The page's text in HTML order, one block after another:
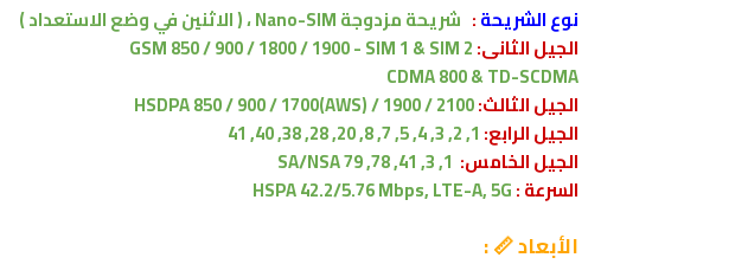
نوع الشريحة: شريحة مزدوجة Nano-SIM ،
( الاثنين في وضع الاستعداد )
الجيل الثانى:GSM 850 / 900 / 1800 / 1900 - SIM 1 & SIM 2
CDMA 800 & TD-SCDMA
الجيل الثالث:HSDPA 850 / 900 / 1700(AWS) / 1900 / 2100
الجيل الرابع: 1, 2, 3, 4, 5, 7, 8, 20, 28, 38, 40, 41
الجيل الخامس: 1, 3, 41, 78, 79 SA/NSA
السرعة :HSPA 42.2/5.76 Mbps, LTE-A, 5G
الأبعاد 📏 :